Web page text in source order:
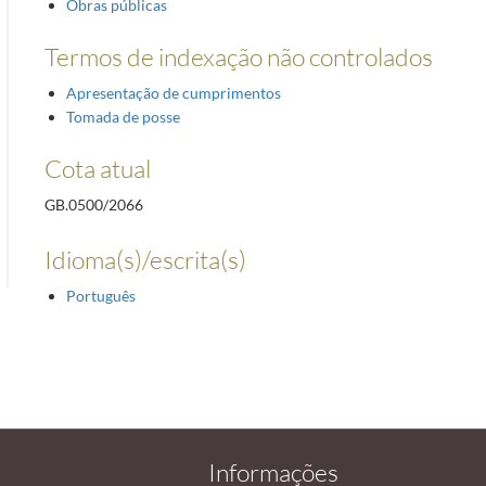
Obras públicas
Termos de indexação não controlados
Apresentação de cumprimentos
Tomada de posse
Cota atual
GB.0500/2066
Idioma(s)/escrita(s)
Português
Informações